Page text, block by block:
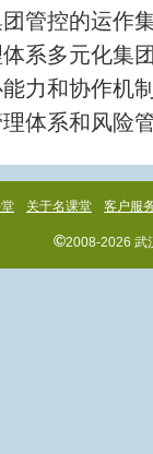
管控的运作
系多元化集
力和协作机
体系和风险
关于名课堂 客户服
©2008-2026 武